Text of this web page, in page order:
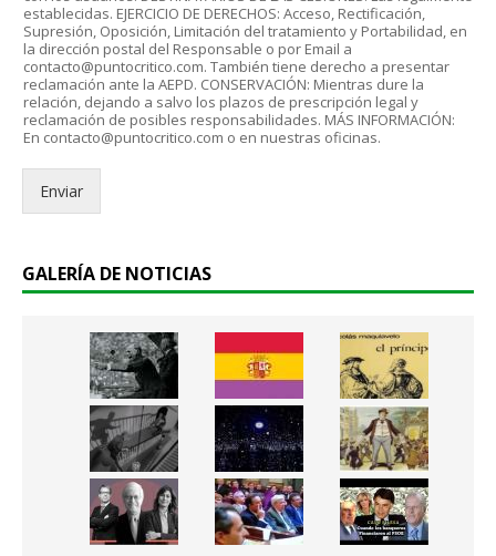
e
c
t
r
ó
n
i
c
.
d
o
R
G
P
D
*
establecidas. EJERCICIO DE DERECHOS: Acceso, Rectificación,
Supresión, Oposición, Limitación del tratamiento y Portabilidad, en
la dirección postal del Responsable o por Email a
contacto@puntocritico.com. También tiene derecho a presentar
reclamación ante la AEPD. CONSERVACIÓN: Mientras dure la
relación, dejando a salvo los plazos de prescripción legal y
reclamación de posibles responsabilidades. MÁS INFORMACIÓN:
En contacto@puntocritico.com o en nuestras oficinas.
Enviar
GALERÍA DE NOTICIAS